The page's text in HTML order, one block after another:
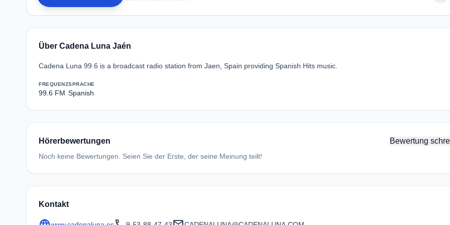
Über Cadena Luna Jaén
Cadena Luna 99.6 is a broadcast radio station from Jaen, Spain providing Spanish Hits music.
FREQUENZ
99.6 FM
SPRACHE
Spanish
Hörerbewertungen Bewertung
Noch keine Bewertungen. Seien Sie der Erste, der seine Meinung teilt!
Kontakt